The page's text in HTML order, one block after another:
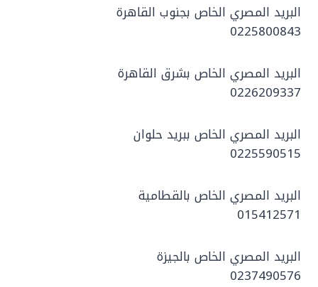
البريد المصري الخاص بجنوب القاهرة
0225800843
البريد المصري الخاص بشرق القاهرة
0226209337
البريد المصري الخاص ببريد حلوان
0225590515
البريد المصري الخاص بالقطامية
015412571
البريد المصري الخاص بالجيزة
0237490576